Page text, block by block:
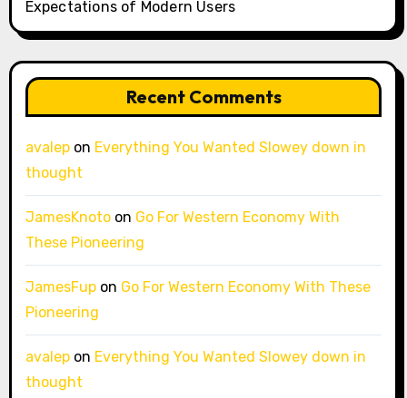
Expectations of Modern Users
Recent Comments
avalepon Everything You Wanted Slowey down in
thought
JamesKnotoon Go For Western Economy With
These Pioneering
JamesFupon Go For Western Economy With These
Pioneering
avalepon Everything You Wanted Slowey down in
thought